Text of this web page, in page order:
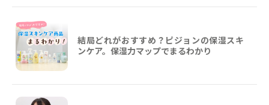
結局どれがおすすめ？ピジョンの保湿スキ
ンケア。保湿力マップでまるわかり